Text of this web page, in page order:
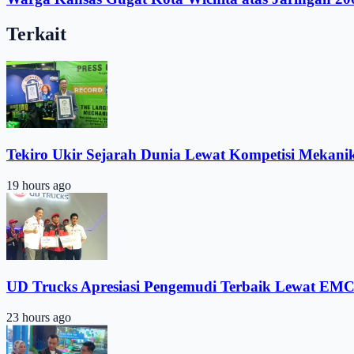
Terkait
Tekiro Ukir Sejarah Dunia Lewat Kompetisi
19 hours ago
UD Trucks Apresiasi Pengemudi Terbaik Lewat
23 hours ago